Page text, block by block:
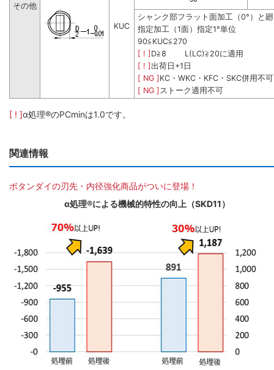
その他
KUC
シャンク部フラット面加工（0°）と
指定加工（1面）指定1°単位
90≦KUC≦270
[ ! ] D≧8 L(LC)≧20に適用
[ ! ] 出荷日+1日
[ NG ] KC・WKC・KFC・SKC併用不可
[ NG ] ストーク適用不可
[ ! ]α処理®のPCminは1.0です。
関連情報
ボタンダイの刃先・内径強化商品がついに登場！
α処理®による機械的特性の向上（SKD11）